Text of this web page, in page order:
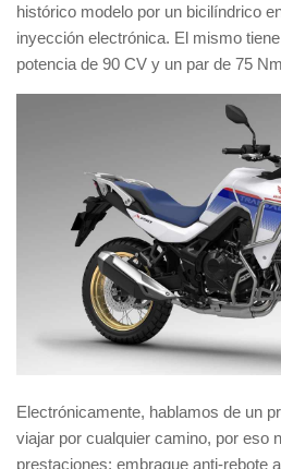
histórico modelo por un bicilíndrico
inyección electrónica. El mismo tiene
potencia de 90 CV y un par de 75
Electrónicamente, hablamos de un
viajar por cualquier camino, por eso
prestaciones: embrague anti-rebote